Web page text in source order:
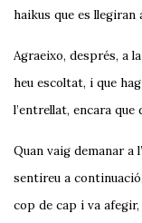
haikus que es llegiran
Agraeixo, després, a
heu escoltat, i que
l’entrellat, encara
Quan vaig demanar a
sentireu a
cop de cap i va